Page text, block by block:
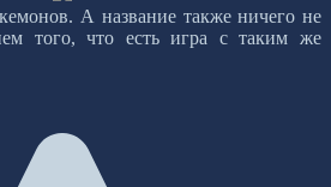
А название также ничего не
того, что есть игра с таким же